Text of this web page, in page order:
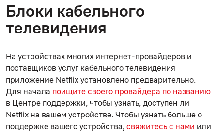
Блоки кабельного
телевидения
На устройствах многих интернет-провайдеров и
поставщиков услуг кабельного телевидения
приложение Netflix установлено предварительно.
Для начала поищите своего провайдера по названию
в Центре поддержки, чтобы узнать, доступен ли
Netflix на вашем устройстве. Чтобы узнать больше о
поддержке вашего устройства, свяжитесь с нами или